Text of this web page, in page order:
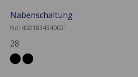
Nabenschaltung
No: 4021834340021
28